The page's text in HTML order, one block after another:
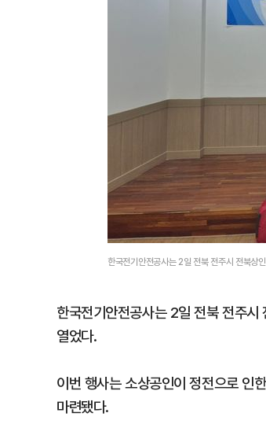
한국전기안전공사는 2일 전북 전주시 전북상
한국전기안전공사는 2일 전북 전주
열었다.
이번 행사는 소상공인이 정전으로 인
마련됐다.